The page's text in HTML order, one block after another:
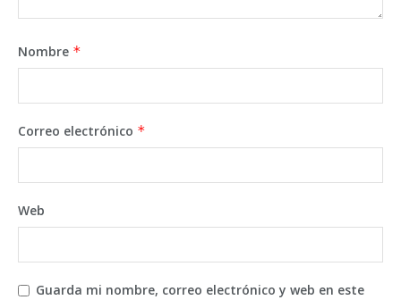
Nombre *
Correo electrónico *
Web
Guarda mi nombre, correo electrónico y web en este